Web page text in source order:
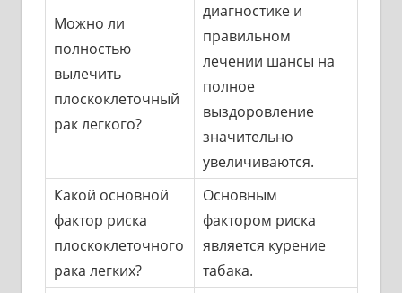
Можно ли
полностью
вылечить
плоскоклеточный
рак легкого?
диагностике и
правильном
лечении шансы на
полное
выздоровление
значительно
увеличиваются.
Какой основной
фактор риска
плоскоклеточного
рака легких?
Основным
фактором риска
является курение
табака.